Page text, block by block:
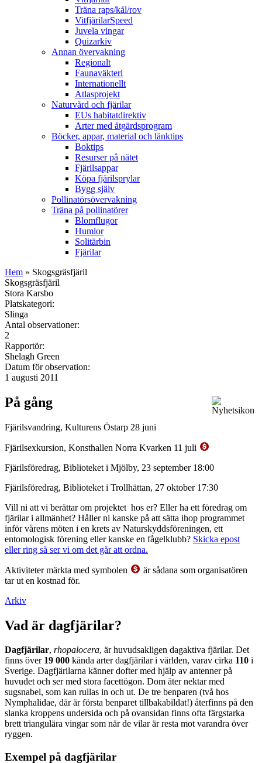
Träna raps/kål/rov
VitfjärilarSpeed
Juvela vingar
Quizarkiv
Annan övervakning
Regionalt
Faunaväkteri
Internationellt
Atlasprojekt
Naturvård och fjärilar
EUs habitatdirektiv
Arter med åtgärdsprogram
Böcker, appar, material och länktips
Boktips
Resurser på nätet
Fjärilsappar
Köpa fjärilsprylar
Bygg själv
Pollinatörsövervakning
Träna på pollinatörer
Blomflugor
Humlor
Solitärbin
Fjärilar
Hem » Skogsgräsfjäril
Skogsgräsfjäril
Stora Karsbo
Platskategori:
Slinga
Antal observationer:
2
Rapportör:
Shelagh Green
Datum för observation:
1 augusti 2011
På gång
Fjärilsvandring, Kulturens Östarp 28 juni
Fjärilsexkursion, Konsthallen Norra Kvarken 11 juli
Fjärilsföredrag, Biblioteket i Mjölby, 23 september 18:00
Fjärilsföredrag, Biblioteket i Trollhättan, 27 oktober 17:30
Vill ni att vi berättar om projektet hos er? Eller ha ett föredrag om
fjärilar i allmänhet? Håller ni kanske på att sätta ihop programmet
inför vårens möten i en krets av Naturskyddsföreningen, ett
entomologisk förening eller kanske en fågelklubb? Skicka epost
eller ring så ser vi om det går att ordna.
Aktiviteter märkta med symbolen
är sådana som organisatören
tar ut en kostnad för.
Arkiv
Vad är dagfjärilar?
Dagfjärilar, rhopalocera, är huvudsakligen dagaktiva fjärilar. Det
finns över 19 000 kända arter dagfjärilar i världen, varav cirka 110 i
Sverige. Dagfjärilarna känner dofter med hjälp av antenner på
huvudet och ser med stora facettögon. Dom äter nektar med
sugsnabel, som kan rullas in och ut. De tre benparen (två hos
Nymphalidae, där är första benparet tillbakabildat!) återfinns på den
slanka kroppens undersida och på ovansidan finns ofta färgstarka
brett triangulära vingar som när de vilar är resta mot varandra över
ryggen.
Exempel på dagfjärilar